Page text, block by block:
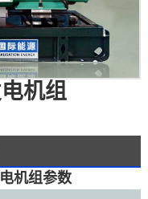
机组
机组参数